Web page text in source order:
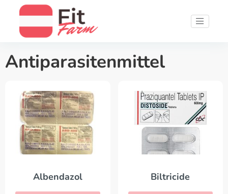
Antiparasitenmittel
Albendazol Biltricide